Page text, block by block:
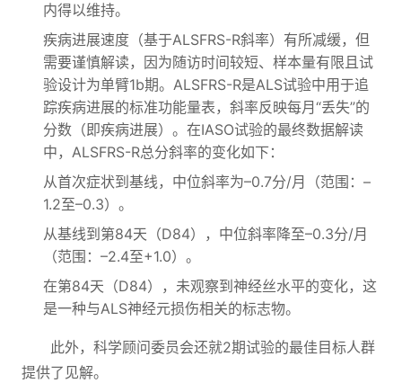
内得以维持。
疾病进展速度（基于ALSFRS-R斜率）有所减缓，但
需要谨慎解读，因为随访时间较短、样本量有限且试
验设计为单臂1b期。ALSFRS-R是ALS试验中用于追
踪疾病进展的标准功能量表，斜率反映每月“丢失”的
分数（即疾病进展）。在IASO试验的最终数据解读
中，ALSFRS-R总分斜率的变化如下：
从首次症状到基线，中位斜率为–0.7分/月（范围：–
1.2至–0.3）。
从基线到第84天（D84），中位斜率降至–0.3分/月
（范围：–2.4至+1.0）。
在第84天（D84），未观察到神经丝水平的变化，这
是一种与ALS神经元损伤相关的标志物。
此外，科学顾问委员会还就2期试验的最佳目标人群
提供了见解。